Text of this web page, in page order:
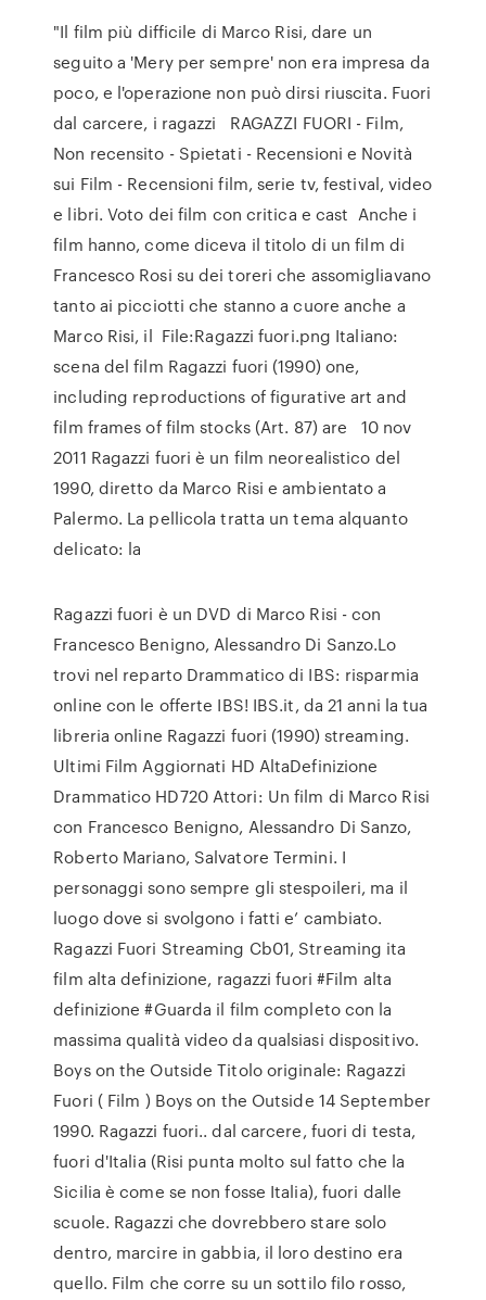
"Il film più difficile di Marco Risi, dare un
seguito a 'Mery per sempre' non era impresa da
poco, e l'operazione non può dirsi riuscita. Fuori
dal carcere, i ragazzi RAGAZZI FUORI - Film,
Non recensito - Spietati - Recensioni e Novità
sui Film - Recensioni film, serie tv, festival, video
e libri. Voto dei film con critica e cast Anche i
film hanno, come diceva il titolo di un film di
Francesco Rosi su dei toreri che assomigliavano
tanto ai picciotti che stanno a cuore anche a
Marco Risi, il File:Ragazzi fuori.png Italiano:
scena del film Ragazzi fuori (1990) one,
including reproductions of figurative art and
film frames of film stocks (Art. 87) are 10 nov
2011 Ragazzi fuori è un film neorealistico del
1990, diretto da Marco Risi e ambientato a
Palermo. La pellicola tratta un tema alquanto
delicato: la
Ragazzi fuori è un DVD di Marco Risi - con
Francesco Benigno, Alessandro Di Sanzo.Lo
trovi nel reparto Drammatico di IBS: risparmia
online con le offerte IBS! IBS.it, da 21 anni la tua
libreria online Ragazzi fuori (1990) streaming.
Ultimi Film Aggiornati HD AltaDefinizione
Drammatico HD720 Attori: Un film di Marco Risi
con Francesco Benigno, Alessandro Di Sanzo,
Roberto Mariano, Salvatore Termini. I
personaggi sono sempre gli stespoileri, ma il
luogo dove si svolgono i fatti e’ cambiato.
Ragazzi Fuori Streaming Cb01, Streaming ita
film alta definizione, ragazzi fuori #Film alta
definizione #Guarda il film completo con la
massima qualità video da qualsiasi dispositivo.
Boys on the Outside Titolo originale: Ragazzi
Fuori ( Film ) Boys on the Outside 14 September
1990. Ragazzi fuori.. dal carcere, fuori di testa,
fuori d'Italia (Risi punta molto sul fatto che la
Sicilia è come se non fosse Italia), fuori dalle
scuole. Ragazzi che dovrebbero stare solo
dentro, marcire in gabbia, il loro destino era
quello. Film che corre su un sottilo filo rosso,